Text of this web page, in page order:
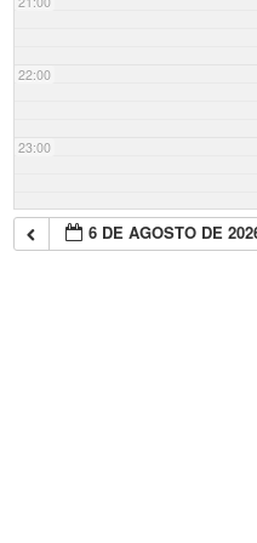
22:00
23:00
6 DE AGOSTO DE